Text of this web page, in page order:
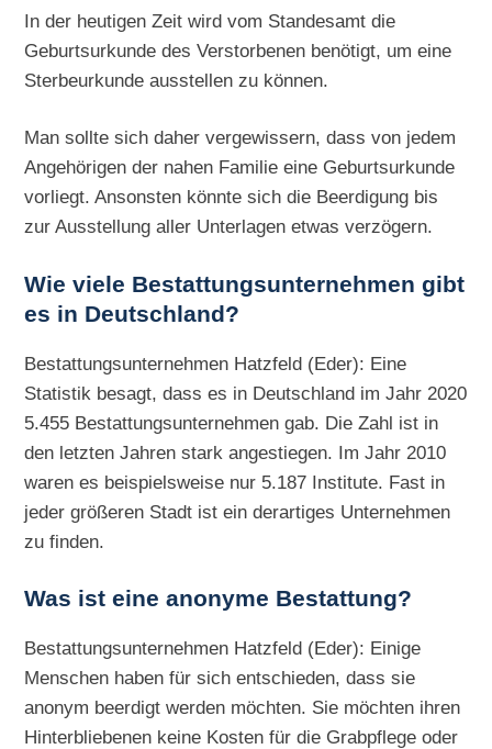
In der heutigen Zeit wird vom Standesamt die
Geburtsurkunde des Verstorbenen benötigt, um eine
Sterbeurkunde ausstellen zu können.
Man sollte sich daher vergewissern, dass von jedem
Angehörigen der nahen Familie eine Geburtsurkunde
vorliegt. Ansonsten könnte sich die Beerdigung bis
zur Ausstellung aller Unterlagen etwas verzögern.
Wie viele Bestattungsunternehmen gibt
es in Deutschland?
Bestattungsunternehmen Hatzfeld (Eder): Eine
Statistik besagt, dass es in Deutschland im Jahr 2020
5.455 Bestattungsunternehmen gab. Die Zahl ist in
den letzten Jahren stark angestiegen. Im Jahr 2010
waren es beispielsweise nur 5.187 Institute. Fast in
jeder größeren Stadt ist ein derartiges Unternehmen
zu finden.
Was ist eine anonyme Bestattung?
Bestattungsunternehmen Hatzfeld (Eder): Einige
Menschen haben für sich entschieden, dass sie
anonym beerdigt werden möchten. Sie möchten ihren
Hinterbliebenen keine Kosten für die Grabpflege oder